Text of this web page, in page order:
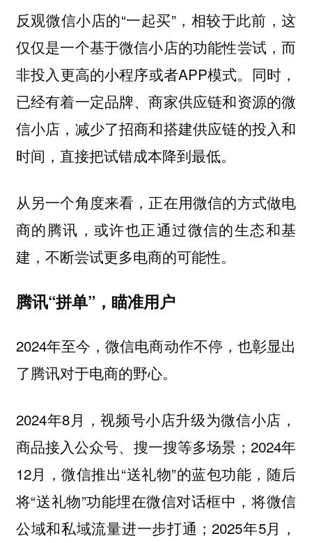
反观微信小店的“一起买”，相较于此前，这
仅仅是一个基于微信小店的功能性尝试，而
非投入更高的小程序或者APP模式。同时，
已经有着一定品牌、商家供应链和资源的微
信小店，减少了招商和搭建供应链的投入和
时间，直接把试错成本降到最低。
从另一个角度来看，正在用微信的方式做电
商的腾讯，或许也正通过微信的生态和基
建，不断尝试更多电商的可能性。
腾讯“拼单”，瞄准用户
2024年至今，微信电商动作不停，也彰显出
了腾讯对于电商的野心。
2024年8月，视频号小店升级为微信小店，
商品接入公众号、搜一搜等多场景；2024年
12月，微信推出“送礼物”的蓝包功能，随后
将“送礼物”功能埋在微信对话框中，将微信
公域和私域流量进一步打通；2025年5月，